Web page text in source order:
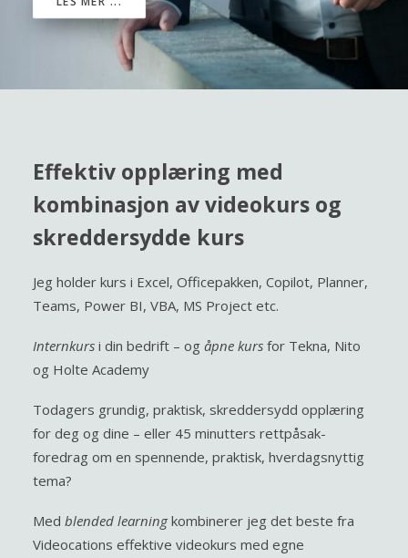
Effektiv opplæring med
kombinasjon av videokurs og
skreddersydde kurs
Jeg holder kurs i Excel, Officepakken, Copilot, Planner,
Teams, Power BI, VBA, MS Project etc.
Internkurs i din bedrift – og åpne kurs for Tekna, Nito
og Holte Academy
Todagers grundig, praktisk, skreddersydd opplæring
for deg og dine – eller 45 minutters rettpåsak-
foredrag om en spennende, praktisk, hverdagsnyttig
tema?
Med blended learningkombinerer jeg det beste fra
Videocations effektive videokurs med egne